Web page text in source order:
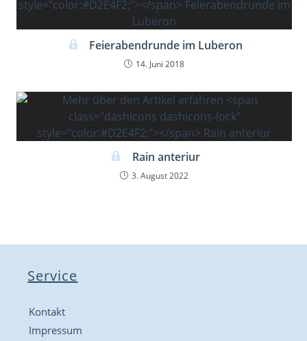
Feierabendrunde im Luberon
14. Juni 2018
Rain anteriur
3. August 2022
Service
Kontakt
Impressum